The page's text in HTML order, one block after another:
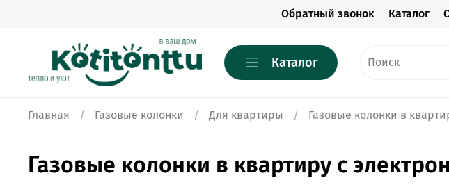
Обратный звонок Каталог
Каталог
Главная Газовые колонки Для квартиры Газовые колонки в
Газовые колонки в квартиру с